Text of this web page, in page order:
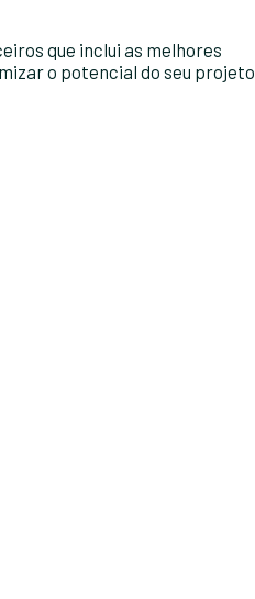
que inclui as melhores
o potencial do seu projeto.